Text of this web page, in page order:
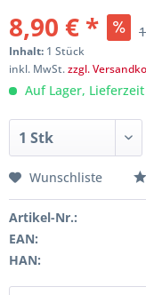
8,90 € *
Inhalt: 1 Stück
inkl. MwSt.zzgl.
Auf Lager,
Wunschliste
Artikel-Nr.:
EAN:
HAN: